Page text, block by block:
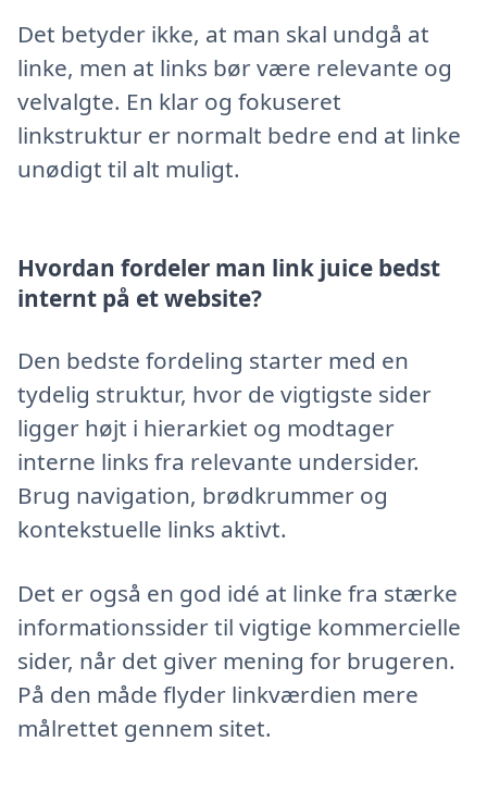
Det betyder ikke, at man skal undgå at
linke, men at links bør være relevante og
velvalgte. En klar og fokuseret
linkstruktur er normalt bedre end at linke
unødigt til alt muligt.
Hvordan fordeler man link juice bedst
internt på et website?
Den bedste fordeling starter med en
tydelig struktur, hvor de vigtigste sider
ligger højt i hierarkiet og modtager
interne links fra relevante undersider.
Brug navigation, brødkrummer og
kontekstuelle links aktivt.
Det er også en god idé at linke fra stærke
informationssider til vigtige kommercielle
sider, når det giver mening for brugeren.
På den måde flyder linkværdien mere
målrettet gennem sitet.